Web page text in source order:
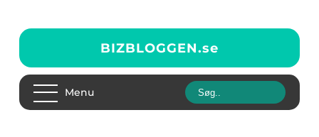
BIZBLOGGEN.se
Menu